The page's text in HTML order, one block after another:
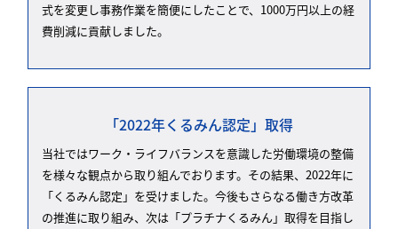
式を変更し事務作業を簡便にしたことで、1000万円以上の経
費削減に貢献しました。
「2022年くるみん認定」取得
当社ではワーク・ライフバランスを意識した労働環境の整備
を様々な観点から取り組んでおります。その結果、2022年に
「くるみん認定」を受けました。今後もさらなる働き方改革
の推進に取り組み、次は「プラチナくるみん」取得を目指し